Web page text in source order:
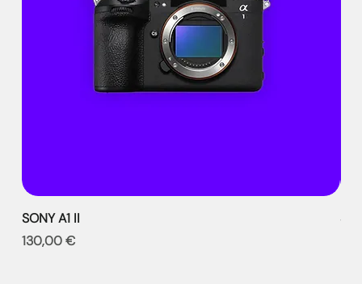
SONY A1 II
Prix
130,00 €